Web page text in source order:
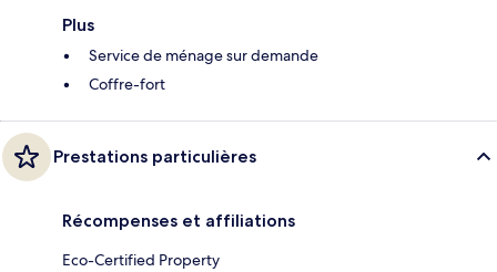
Plus
Service de ménage sur demande
Coffre-fort
Prestations particulières
Récompenses et affiliations
Eco-Certified Property